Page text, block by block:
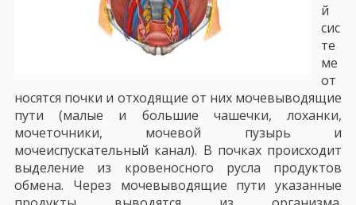
й
сис
те
ме
от
носятся почки и отходящие от них мочевыводящие
пути (малые и большие чашечки, лоханки,
мочеточники, мочевой пузырь и
мочеиспускательный канал). В почках происходит
выделение из кровеносного русла продуктов
обмена. Через мочевыводящие пути указанные